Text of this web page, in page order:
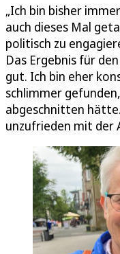
„Ich bin bisher
auch dieses Mal
politisch zu
Das Ergebnis für
gut. Ich bin eher
schlimmer
abgeschnitten
unzufrieden mit der